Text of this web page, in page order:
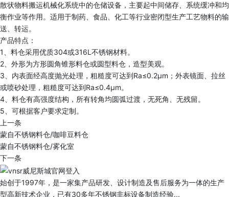
散状物料搬运机械化系统中的仓储设备，主要起中间储存、系统缓冲和均
衡作业等作用。适用于制药、食品、化工等行业密闭型生产工艺物料的输
送、转运。
产品特点：
1、料仓采用优质304或316L不锈钢材料。
2、外形为方形圆角锥形料仓或圆型料仓，造型美观。
3、内表面经高度抛光处理，粗糙度可达到Ra≤0.2μm；外表镜面、拉丝
或喷砂处理，粗糙度可达到Ra≤0.4μm。
4、料仓有高强度结构，所有转角均圆弧过渡，无死角、无残留。
5、可根据客户要求定制。
上一条
蒙自不锈钢料仓/咖啡豆料仓
蒙自不锈钢料仓/雾化室
下一条
始创于1997年，是一家集产品研发、设计制造及售后服务为一体的生产
型高新技术企业，已有30多年不锈钢非标设备制造经验...